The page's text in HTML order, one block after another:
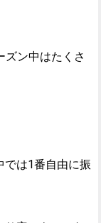
ズン中はたくさ
では1番自由に振